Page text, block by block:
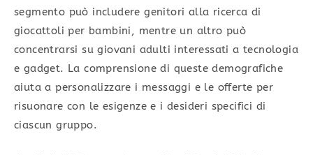
segmento può includere genitori alla ricerca di
giocattoli per bambini, mentre un altro può
concentrarsi su giovani adulti interessati a tecnologia
e gadget. La comprensione di queste demografiche
aiuta a personalizzare i messaggi e le offerte per
risuonare con le esigenze e i desideri specifici di
ciascun gruppo.